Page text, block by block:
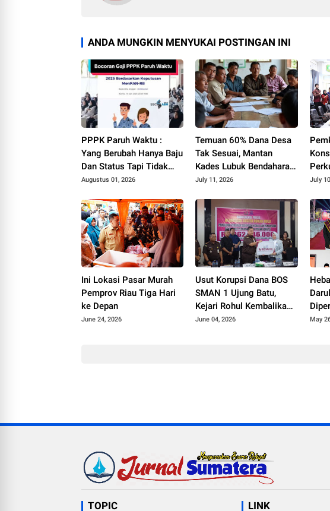
ANDA MUNGKIN MENYUKAI POSTINGAN INI
PPPK Paruh Waktu :
Yang Berubah Hanya Baju
Dan Status Tapi Tidak
Dengan Gaji Kami
Augustus 01, 2026
Temuan 60% Dana Desa
Tak Sesuai, Mantan
Kades Lubuk Bendahara
YF Beri Tanggapan
July 11, 2026 July
Ini Lokasi Pasar Murah
Pemprov Riau Tiga Hari
ke Depan
June 24, 2026
Usut Korupsi Dana BOS
SMAN 1 Ujung Batu,
Kejari Rohul Kembalikan
Rp962 Juta dan Sita Aset
June 04, 2026 May
TOPIC LINK